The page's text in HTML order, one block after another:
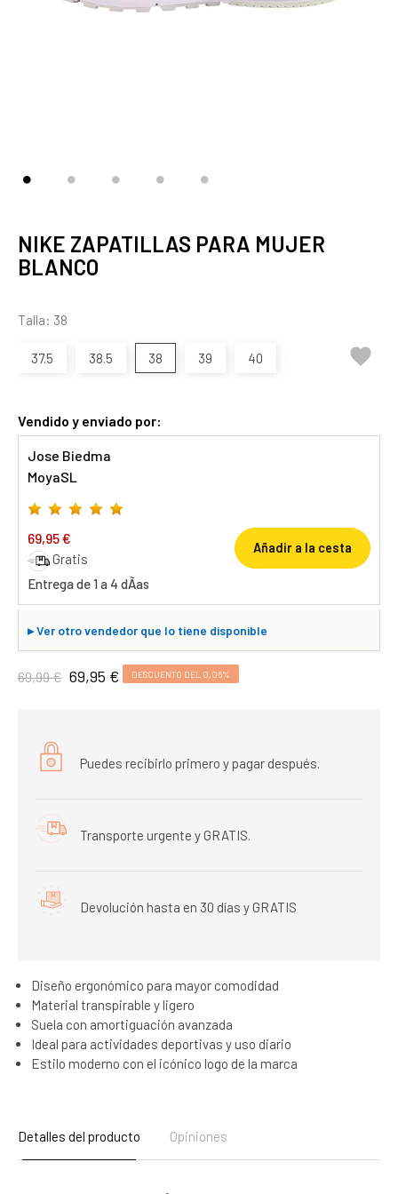
NIKE ZAPATILLAS PARA MUJER
BLANCO
Talla: 38
37.5 38.5 38 39 40 
Vendido y enviado por:
Jose Biedma
MoyaSL
69,95 €
Gratis
Entrega de 1 a 4 dÃ­as
Añadir a la cesta
▸Ver otro vendedor que lo tiene disponible
69,99 € 69,95 € DESCUENTO DEL 0,06%
Puedes recibirlo primero y pagar después.
Transporte urgente y GRATIS.
Devolución hasta en 30 días y GRATIS
Diseño ergonómico para mayor comodidad
Material transpirable y ligero
Suela con amortiguación avanzada
Ideal para actividades deportivas y uso diario
Estilo moderno con el icónico logo de la marca
Detalles del producto Opiniones